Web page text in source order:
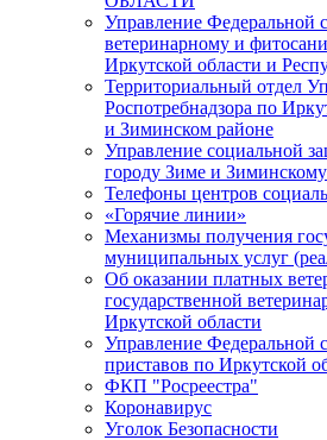
Управление Федеральной
ветеринарному и
Иркутской области и
Территориальный отдел
Роспотребнадзора по
и Зиминском районе
Управление социальной
городу Зиме и
Телефоны центров
«Горячие линии»
Механизмы получения
муниципальных услуг
Об оказании платных
государственной
Иркутской области
Управление Федеральной
приставов по Иркутской
ФКП "Росреестра"
Коронавирус
Уголок Безопасности